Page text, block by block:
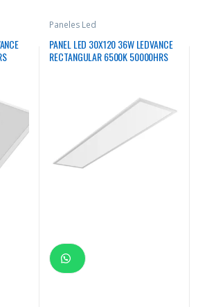
Paneles Led
PANEL LED 30X120 36W LEDVANCE
RECTANGULAR 6500K 50000HRS